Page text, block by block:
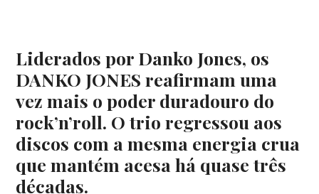
Liderados por Danko Jones, os
DANKO JONES reafirmam uma
vez mais o poder duradouro do
rock’n’roll. O trio regressou aos
discos com a mesma energia crua
que mantém acesa há quase três
décadas.